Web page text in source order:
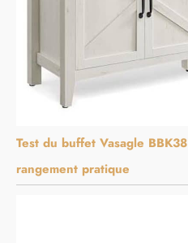
Test du buffet Vasagle
rangement pratique